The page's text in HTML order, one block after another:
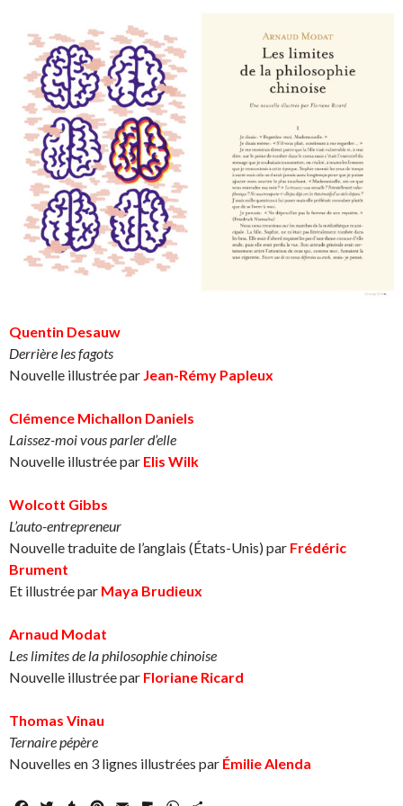
Quentin Desauw
Derrière les fagots
Nouvelle illustrée par Jean-Rémy Papleux
Clémence Michallon Daniels
Laissez-moi vous parler d’elle
Nouvelle illustrée par Elis Wilk
Wolcott Gibbs
L’auto-entrepreneur
Nouvelle traduite de l’anglais (États-Unis) par Frédéric
Brument
Et illustrée par Maya Brudieux
Arnaud Modat
Les limites de la philosophie chinoise
Nouvelle illustrée par Floriane Ricard
Thomas Vinau
Ternaire pépère
Nouvelles en 3 lignes illustrées par Émilie Alenda